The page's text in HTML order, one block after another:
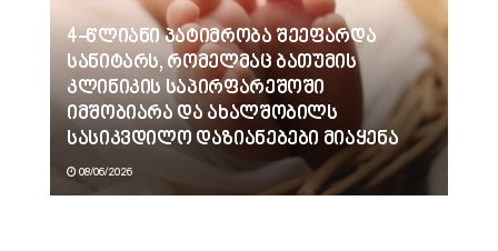
4-წლიანი პატიმრობა შეეფარდა
სანიტარს, რომელმაც ბათუმის
კლინიკის საპირფარეშოში
იმშობიარა და ახალშობილს
სასიკვდილო დაზიანებები მიაყენა
08/06/2026